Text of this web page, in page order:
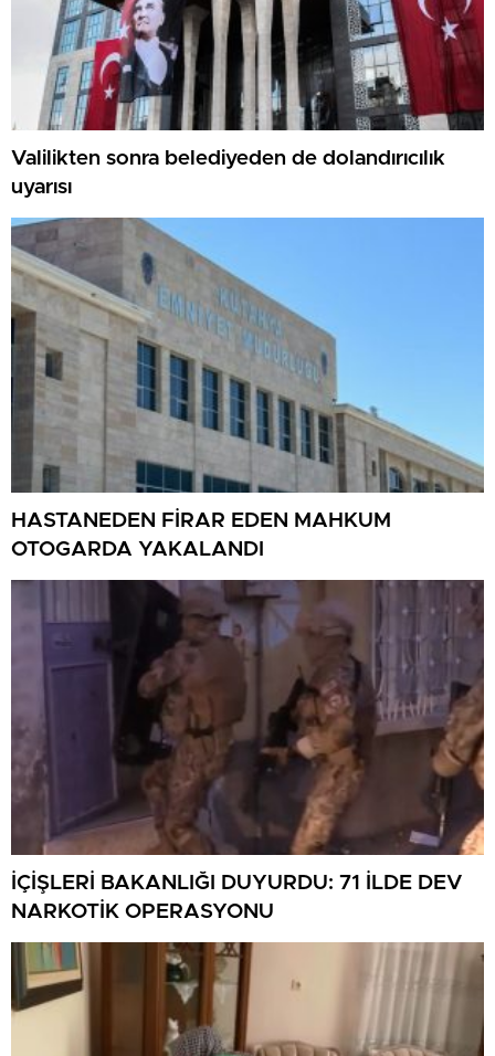
Valilikten sonra belediyeden de dolandırıcılık
uyarısı
HASTANEDEN FİRAR EDEN MAHKUM
OTOGARDA YAKALANDI
İÇİŞLERİ BAKANLIĞI DUYURDU: 71 İLDE DEV
NARKOTİK OPERASYONU